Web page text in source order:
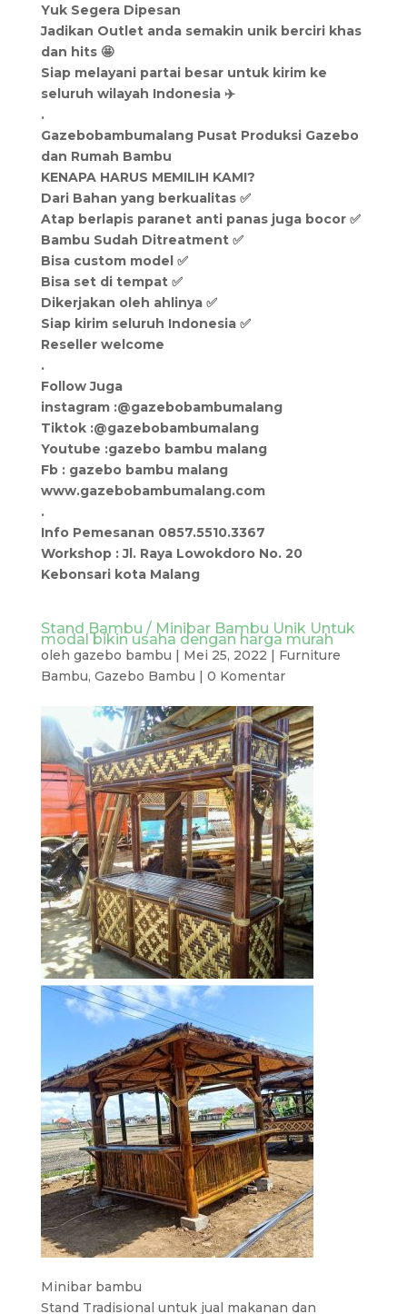
Yuk Segera Dipesan
Jadikan Outlet anda semakin unik berciri khas
dan hits 🤩
Siap melayani partai besar untuk kirim ke
seluruh wilayah Indonesia ✈️
.
Gazebobambumalang Pusat Produksi Gazebo
dan Rumah Bambu
KENAPA HARUS MEMILIH KAMI?
Dari Bahan yang berkualitas ✅
Atap berlapis paranet anti panas juga bocor ✅
Bambu Sudah Ditreatment ✅
Bisa custom model ✅
Bisa set di tempat ✅
Dikerjakan oleh ahlinya ✅
Siap kirim seluruh Indonesia ✅
Reseller welcome
.
Follow Juga
instagram :@gazebobambumalang
Tiktok :@gazebobambumalang
Youtube :gazebo bambu malang
Fb : gazebo bambu malang
www.gazebobambumalang.com
.
Info Pemesanan 0857.5510.3367
Workshop : Jl. Raya Lowokdoro No. 20
Kebonsari kota Malang
Stand Bambu / Minibar Bambu Unik Untuk
modal bikin usaha dengan harga murah
oleh gazebo bambu | Mei 25, 2022 | Furniture
Bambu, Gazebo Bambu | 0 Komentar
Minibar bambu
Stand Tradisional untuk jual makanan dan